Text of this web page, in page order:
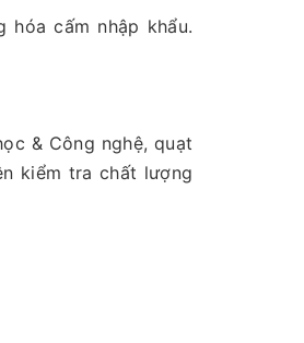
hóa cấm nhập khẩu.
& Công nghệ, quạt
kiểm tra chất lượng